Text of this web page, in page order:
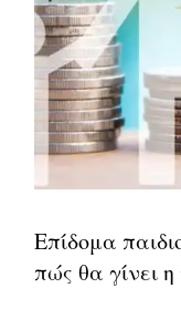
Επίδομα
πώς θα γίνει